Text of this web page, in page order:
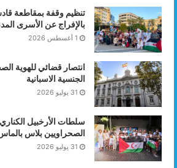
تنظيم وقفة بمقاطعة
بالإفراج عن الأسرى
1 أغسطس 2026
انتصار قضائي للهوية
الجنسية الاسبانية
31 يوليو 2026
سلطات الأرخبيل
الصحراويين بلاس بالماس
31 يوليو 2026